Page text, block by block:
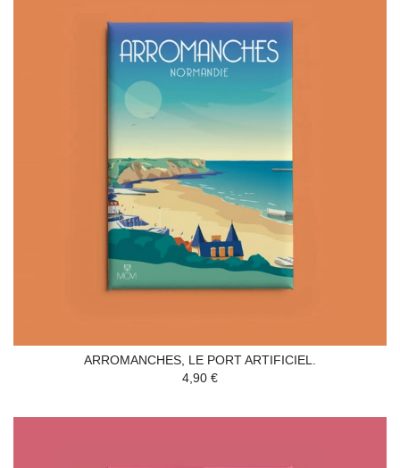
ARROMANCHES, LE PORT ARTIFICIEL.
4,90 €